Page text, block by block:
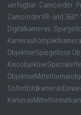
verfügbar. Camcorder:
CamcorderVR- und
Digitalkameras:
ObjektiveSpiegellose